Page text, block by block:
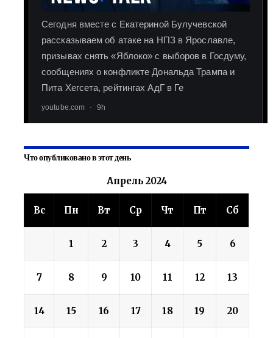
Что опубликовано в этот день
Апрель 2024
Вс Пн Вт Ср Чт Пт Сб
1 2 3 4 5 6
7 8 9 10 11 12 13
14 15 16 17 18 19 20